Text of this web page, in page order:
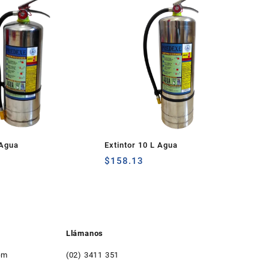
Extintor 10 L Agua
$158.13
Llámanos
(02) 3411 351